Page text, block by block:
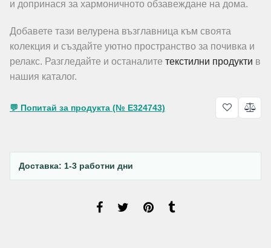
и допринася за хармоничното обзавеждане на дома.
Добавете тази велурена възглавница към своята
колекция и създайте уютно пространство за почивка и
релакс. Разгледайте и останалите текстилни продукти в
нашия каталог.
💬 Попитай за продукта (№ E324743)
Доставка: 1-3 работни дни